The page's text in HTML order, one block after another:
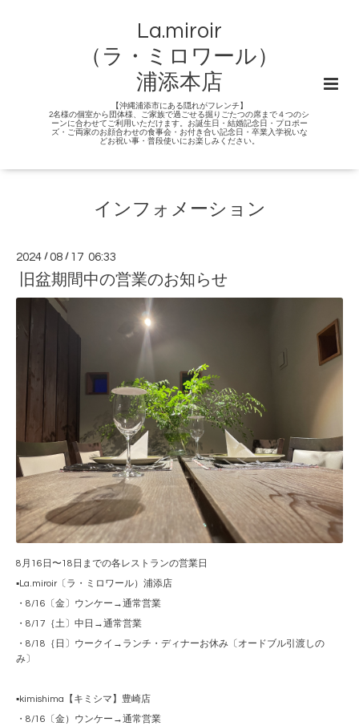
La.miroir
（ラ・ミロワール）
浦添本店
【沖縄浦添市にある隠れがフレンチ】
2名様の個室から団体様、ご家族で過ごせる掘りごたつの席まで４つのシ
ーンに合わせてご利用いただけます。お誕生日・結婚記念日・プロポー
ズ・ご両家のお顔合わせの食事会・お付き合い記念日・卒業入学祝いな
どお祝い事・普段使いにお楽しみください。
インフォメーション
2024 /08 / 17 06:33
旧盆期間中の営業のお知らせ
8月16日〜18日までの各レストランの営業日
▪️La.miroir〔ラ・ミロワール）浦添店
・8/16〔金〕ウンケー→通常営業
・8/17｛土〕中日→通常営業
・8/18｛日〕ウークイ→ランチ・ディナーお休み〔オードブル引渡しの
み〕
▪️kimishima【キミシマ】豊崎店
・8/16〔金）ウンケー→通常営業